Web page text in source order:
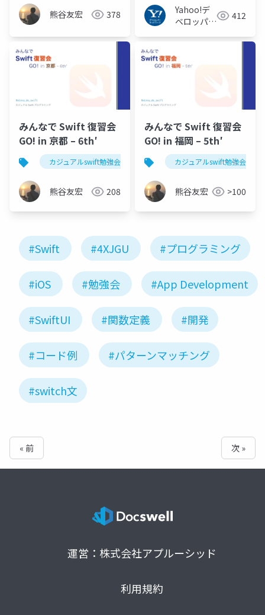
熊谷友宏 378
Yahoo!デ
ベロッパー
412
みんなで Swift 復習会
GO! in 京都 – 6th′
カジュアルswift勉強会
熊谷友宏 208
みんなで Swift 復習会
GO! in 福岡 – 5th′
カジュアルswift勉強会
熊谷友宏 >100
#Swift #4XJGU #プログラミング
#iOS #勉強会 #App Development
#SwiftUI #関数定義 #開発
#コード例 #パターンマッチング
#switch文
« 前 次 »
運営：株式会社アプルーシッド
利用規約